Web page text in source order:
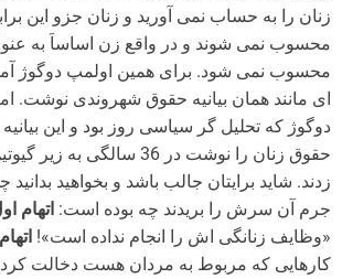
زنان را به حساب نمی آورید و زنان جزو این
محسوب نمی شوند و در واقع زن اساساَ به
ای مانند همان بیانیه حقوق شهروندی نوشت.
حقوق زنان را نوشت در 36 سالگی
زدند. شاید برایتان جالب باشد و بخواهید بدانید
جرم آن سرش را بریدند چه بوده است: اتهام
«وظایف زنانگی اش را انجام نداده است»!
کارهایی که مربوط به مردان هست دخالت